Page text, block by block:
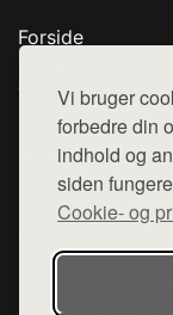
Vi bruger
forbedre din
indhold og
siden
Cookie- og
Forside
Top Rabatter
Blog
Kontakt
Denne side er en
hjemmesider